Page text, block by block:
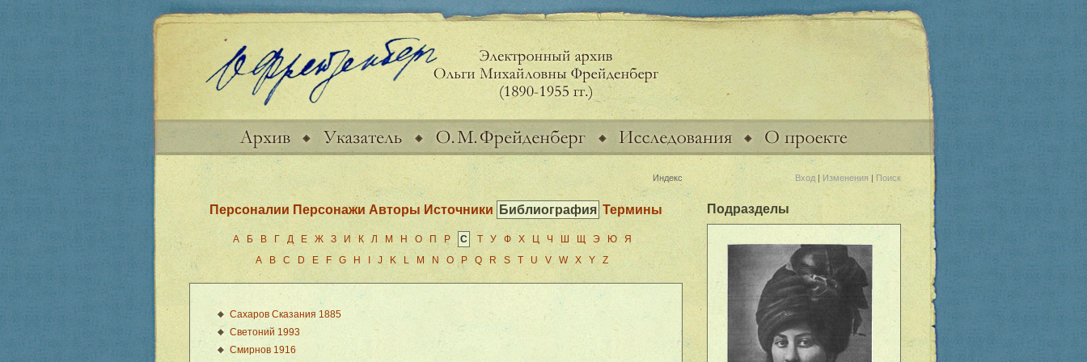
Индекс
Персоналии Персонажи Авторы Источники Библиография Термины
А Б В Г Д Е Ж З И К Л М Н О П Р С Т У Ф Х Ц Ч Ш Щ Э Ю
Я
A
B C D E F G H J K L M N O P Q R S T U V W X Y Z
Сахаров Сказания 1885
Светоний 1993
Смирнов 1916
Вход| Изменения | Поиск
Подразделы